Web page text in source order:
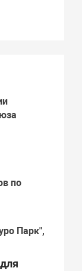
по
Парк",